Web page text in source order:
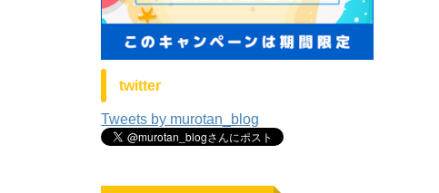
twitter
Tweets by murotan_blog